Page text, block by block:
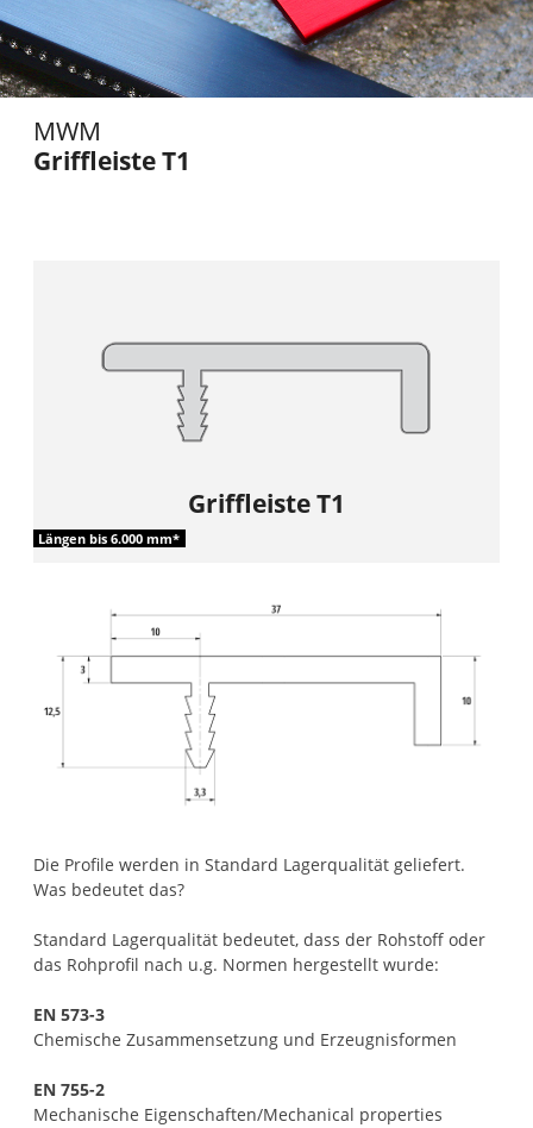
MWM
Griffleiste T1
Griffleiste T1
Längen bis 6.000 mm*
Die Profile werden in Standard Lagerqualität geliefert.
Was bedeutet das?
Standard Lagerqualität bedeutet, dass der Rohstoff oder
das Rohprofil nach u.g. Normen hergestellt wurde:
EN 573-3
Chemische Zusammensetzung und Erzeugnisformen
EN 755-2
Mechanische Eigenschaften/Mechanical properties